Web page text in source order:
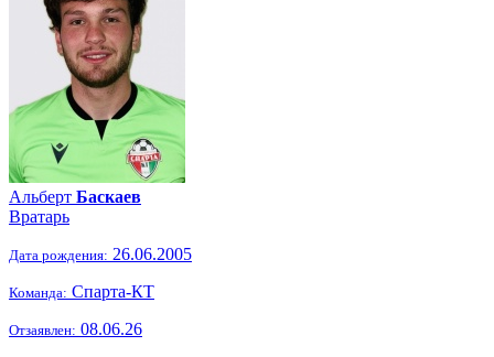
Альберт Баскаев
Вратарь
Дата рождения: 26.06.2005
Команда: Спарта-КТ
Отзаявлен: 08.06.26